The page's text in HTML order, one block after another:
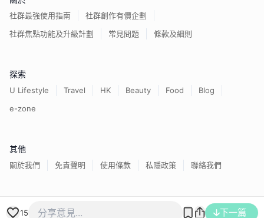
15 下一篇
社群最強使用指南
社群創作有價企劃
社群焦點功能及升級計劃
常見問題 條款及細則
探索
U Lifestyle Travel HK Beauty Food
Blog
e-zone
其他
關於我們 免責聲明 使用條款 私隱政策 聯絡我們
香港經濟日報版權所有©